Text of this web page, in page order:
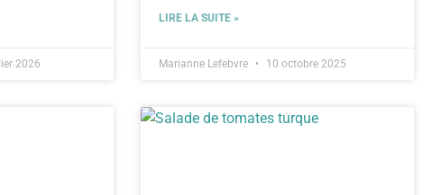
2026
LIRE LA SUITE »
Marianne Lefebvre 10 octobre 2025